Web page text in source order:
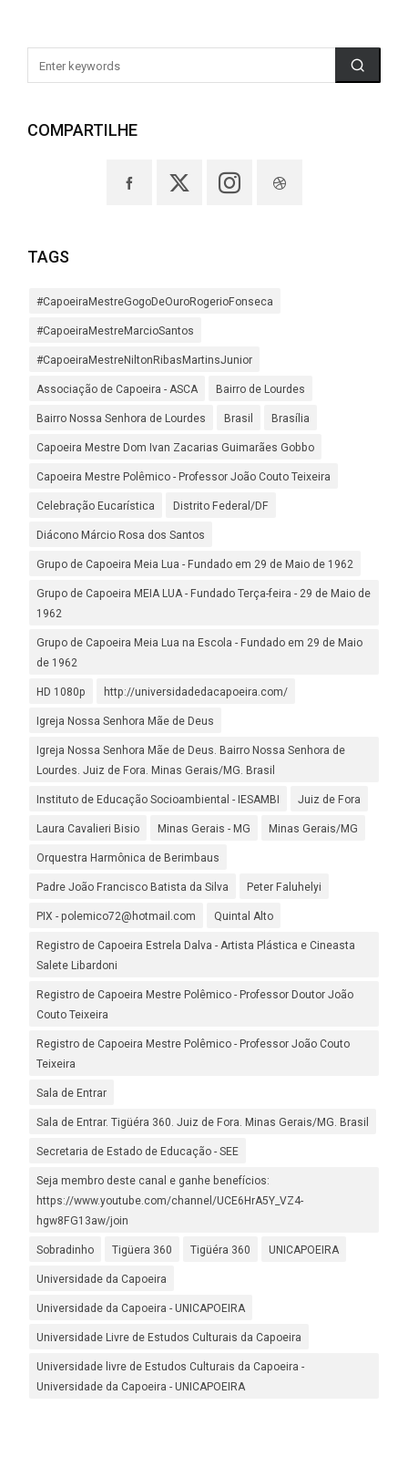
COMPARTILHE
TAGS
#CapoeiraMestreGogoDeOuroRogerioFonseca
#CapoeiraMestreMarcioSantos
#CapoeiraMestreNiltonRibasMartinsJunior
Associação de Capoeira - ASCA Bairro de Lourdes
Bairro Nossa Senhora de Lourdes Brasil Brasília
Capoeira Mestre Dom Ivan Zacarias Guimarães Gobbo
Capoeira Mestre Polêmico - Professor João Couto Teixeira
Celebração Eucarística Distrito Federal/DF
Diácono Márcio Rosa dos Santos
Grupo de Capoeira Meia Lua - Fundado em 29 de Maio de 1962
Grupo de Capoeira MEIA LUA - Fundado Terça-feira - 29 de Maio de
1962
Grupo de Capoeira Meia Lua na Escola - Fundado em 29 de Maio
de 1962
HD 1080p http://universidadedacapoeira.com/
Igreja Nossa Senhora Mãe de Deus
Igreja Nossa Senhora Mãe de Deus. Bairro Nossa Senhora de
Lourdes. Juiz de Fora. Minas Gerais/MG. Brasil
Instituto de Educação Socioambiental - IESAMBI Juiz de Fora
Laura Cavalieri Bisio Minas Gerais - MG Minas Gerais/MG
Orquestra Harmônica de Berimbaus
Padre João Francisco Batista da Silva Peter Faluhelyi
PIX - polemico72@hotmail.com Quintal Alto
Registro de Capoeira Estrela Dalva - Artista Plástica e Cineasta
Salete Libardoni
Registro de Capoeira Mestre Polêmico - Professor Doutor João
Couto Teixeira
Registro de Capoeira Mestre Polêmico - Professor João Couto
Teixeira
Sala de Entrar
Sala de Entrar. Tigüéra 360. Juiz de Fora. Minas Gerais/MG. Brasil
Secretaria de Estado de Educação - SEE
Seja membro deste canal e ganhe benefícios:
https://www.youtube.com/channel/UCE6HrA5Y_VZ4-
hgw8FG13aw/join
Sobradinho Tigüera 360 Tigüéra 360 UNICAPOEIRA
Universidade da Capoeira
Universidade da Capoeira - UNICAPOEIRA
Universidade Livre de Estudos Culturais da Capoeira
Universidade livre de Estudos Culturais da Capoeira -
Universidade da Capoeira - UNICAPOEIRA